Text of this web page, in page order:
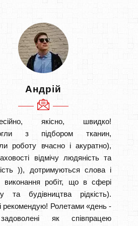
Андрій
якісно, швидко!
з підбором тканин,
роботу вчасно і акуратно),
відмічу людяність та
)), дотримуються слова і
виконання робіт, що в сфері
та будівництва рідкість).
рекомендую! Ролетами «день -
як співпрацею